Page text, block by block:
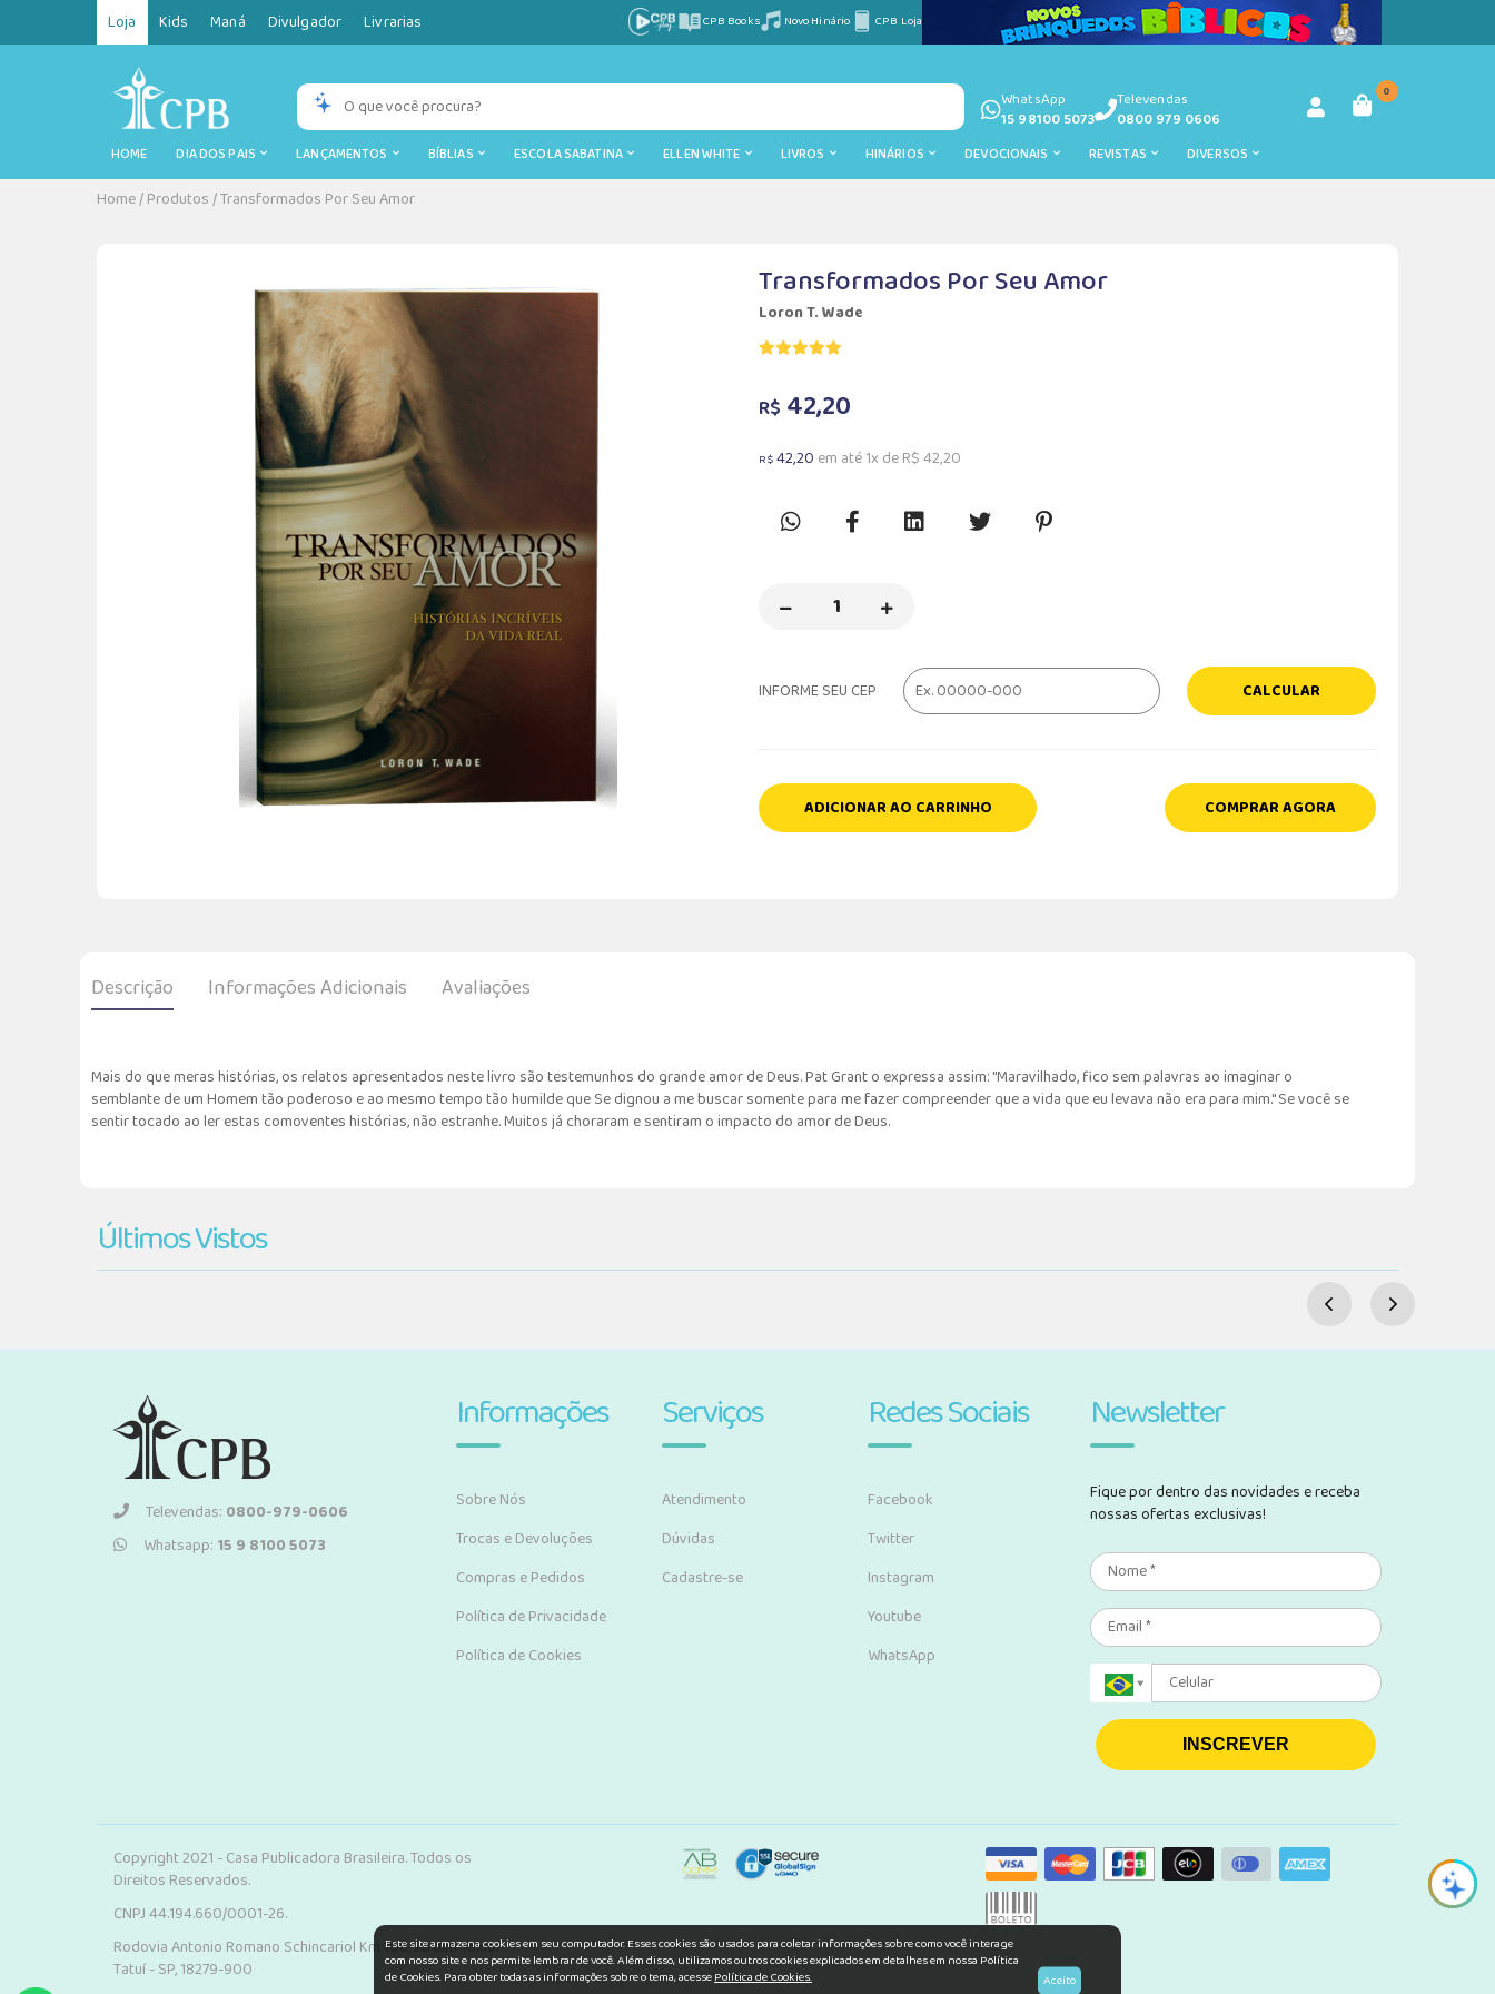
Loja Kids Maná Divulgador Livrarias CPB Books Novo Hinário CPB Loja
WhatsApp
15 98100 5073
Televendas
0800 979 0606
0
HOME DIA DOS PAIS LANÇAMENTOS BÍBLIAS ESCOLA SABATINA ELLEN WHITE LIVROS HINÁRIOS DEVOCIONAIS REVISTAS DIVERSOS
Home/Produtos/Transformados Por Seu Amor
Transformados Por Seu Amor
Loron T. Wade
R$ 42,20
R$42,20 em até 1x de R$ 42,20
INFORME SEU CEP CALCULAR
ADICIONAR AO CARRINHO COMPRAR AGORA
Descrição Informações Adicionais Avaliações
Mais do que meras histórias, os relatos apresentados neste livro são testemunhos do grande amor de Deus. Pat Grant o expressa assim: "Maravilhado, fico sem palavras ao imaginar o
semblante de um Homem tão poderoso e ao mesmo tempo tão humilde que Se dignou a me buscar somente para me fazer compreender que a vida que eu levava não era para mim." Se você se
sentir tocado ao ler estas comoventes histórias, não estranhe. Muitos já choraram e sentiram o impacto do amor de Deus.
Últimos Vistos
Televendas: 0800-979-0606
Whatsapp: 15 9 8100 5073
Informações
Sobre Nós
Trocas e Devoluções
Compras e Pedidos
Política de Privacidade
Política de Cookies
Serviços
Atendimento
Dúvidas
Cadastre-se
Redes Sociais
Facebook
Twitter
Instagram
Youtube
WhatsApp
Newsletter
Fique por dentro das novidades e receba
nossas ofertas exclusivas!
INSCREVER
Copyright 2021 - Casa Publicadora Brasileira. Todos os
Direitos Reservados.
CNPJ 44.194.660/0001-26.
Rodovia Antonio Romano Schincariol Km 106, Jardim Tokio.
Tatuí - SP, 18279-900
Este site armazena cookies em seu computador. Esses cookies são usados para coletar informações sobre como você interage
com nosso site e nos permite lembrar de você. Além disso, utilizamos outros cookies explicados em detalhes em nossa Política
de Cookies. Para obter todas as informações sobre o tema, acessePolítica de Cookies.
Aceito